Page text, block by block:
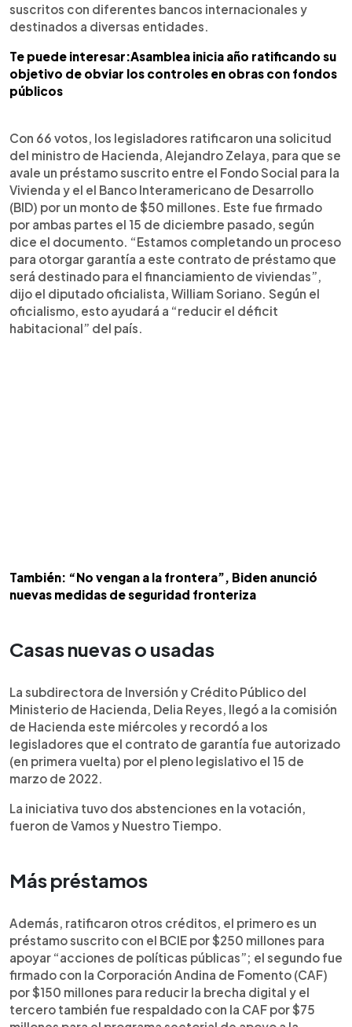
suscritos con diferentes bancos internacionales y
destinados a diversas entidades.
Te puede interesar:Asamblea inicia año ratificando su
objetivo de obviar los controles en obras con fondos
públicos
Con 66 votos, los legisladores ratificaron una solicitud
del ministro de Hacienda, Alejandro Zelaya, para que se
avale un préstamo suscrito entre el Fondo Social para la
Vivienda y el el Banco Interamericano de Desarrollo
(BID) por un monto de $50 millones. Este fue firmado
por ambas partes el 15 de diciembre pasado, según
dice el documento. “Estamos completando un proceso
para otorgar garantía a este contrato de préstamo que
será destinado para el financiamiento de viviendas”,
dijo el diputado oficialista, William Soriano. Según el
oficialismo, esto ayudará a “reducir el déficit
habitacional” del país.
También: “No vengan a la frontera”, Biden anunció
nuevas medidas de seguridad fronteriza
Casas nuevas o usadas
La subdirectora de Inversión y Crédito Público del
Ministerio de Hacienda, Delia Reyes, llegó a la comisión
de Hacienda este miércoles y recordó a los
legisladores que el contrato de garantía fue autorizado
(en primera vuelta) por el pleno legislativo el 15 de
marzo de 2022.
La iniciativa tuvo dos abstenciones en la votación,
fueron de Vamos y Nuestro Tiempo.
Más préstamos
Además, ratificaron otros créditos, el primero es un
préstamo suscrito con el BCIE por $250 millones para
apoyar “acciones de políticas públicas”; el segundo fue
firmado con la Corporación Andina de Fomento (CAF)
por $150 millones para reducir la brecha digital y el
tercero también fue respaldado con la CAF por $75